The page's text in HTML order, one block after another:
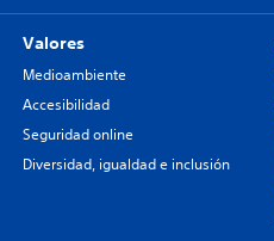
Valores
Medioambiente
Accesibilidad
Seguridad online
Diversidad, igualdad e inclusión